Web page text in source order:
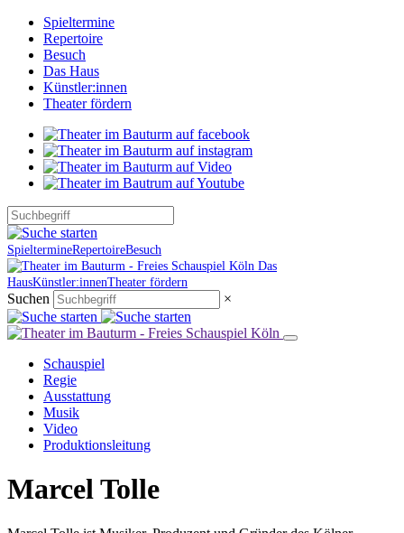
Spieltermine
Repertoire
Besuch
Das Haus
Künstler:innen
Theater fördern
SpieltermineRepertoireBesuch
Das
HausKünstler:innenTheater fördern
Suchen ×
Schauspiel
Regie
Ausstattung
Musik
Video
Produktionsleitung
Marcel Tolle